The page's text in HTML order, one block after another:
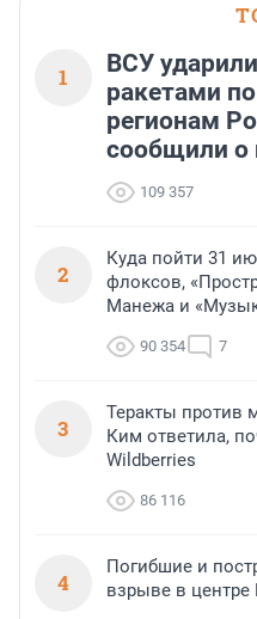
1
ВСУ
ракетами
регионам
сообщили о
109 357
2
Куда пойти 31
флоксов,
Манежа и
90 354 7
3
Теракты против
Ким ответила,
Wildberries
86 116
4
Погибшие и
взрыве в